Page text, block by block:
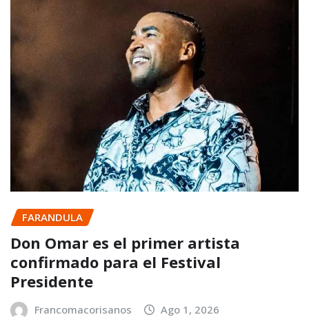
FARANDULA
Don Omar es el primer artista
confirmado para el Festival
Presidente
Francomacorisanos Ago 1, 2026